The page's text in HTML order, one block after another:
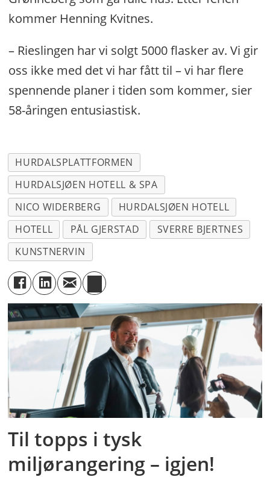
kommer Henning Kvitnes.
– Rieslingen har vi solgt 5000 flasker av. Vi gir
oss ikke med det vi har fått til – vi har flere
spennende planer i tiden som kommer, sier
58-åringen entusiastisk.
HURDALSPLATTFORMEN
HURDALSJØEN HOTELL & SPA
NICO WIDERBERG
HURDALSJØEN HOTELL
HOTELL
PÅL GJERSTAD
SVERRE BJERTNES
KUNSTNERVIN
Til topps i tysk
miljørangering – igjen!